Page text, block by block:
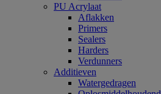
PU Acrylaat
Aflakken
Primers
Sealers
Harders
Verdunners
Additieven
Watergedragen